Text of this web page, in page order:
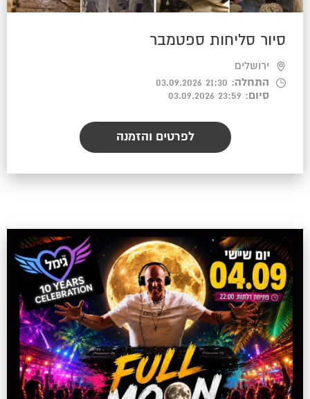
סיור סליחות ספטמבר
ירושלים
התחלה: 21:30 03.09.2026
סיום : 23:59 03.09.2026
לפרטים והזמנה